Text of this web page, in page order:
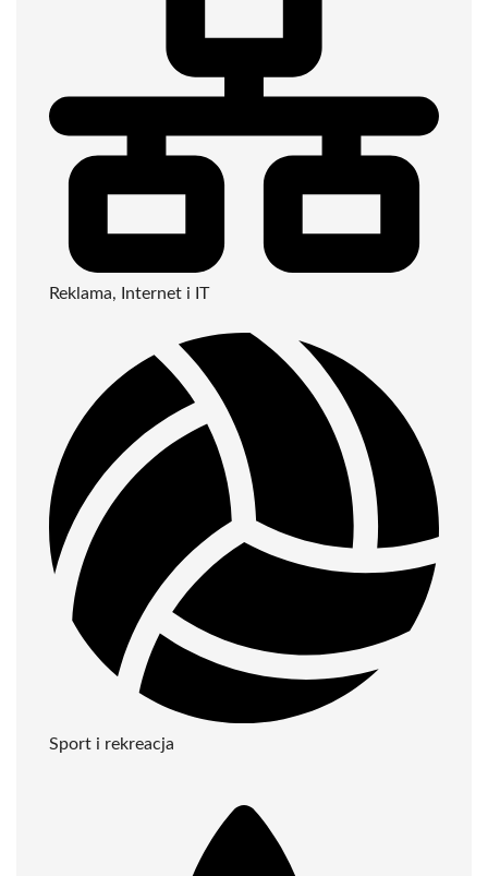
Reklama, Internet i IT
Sport i rekreacja